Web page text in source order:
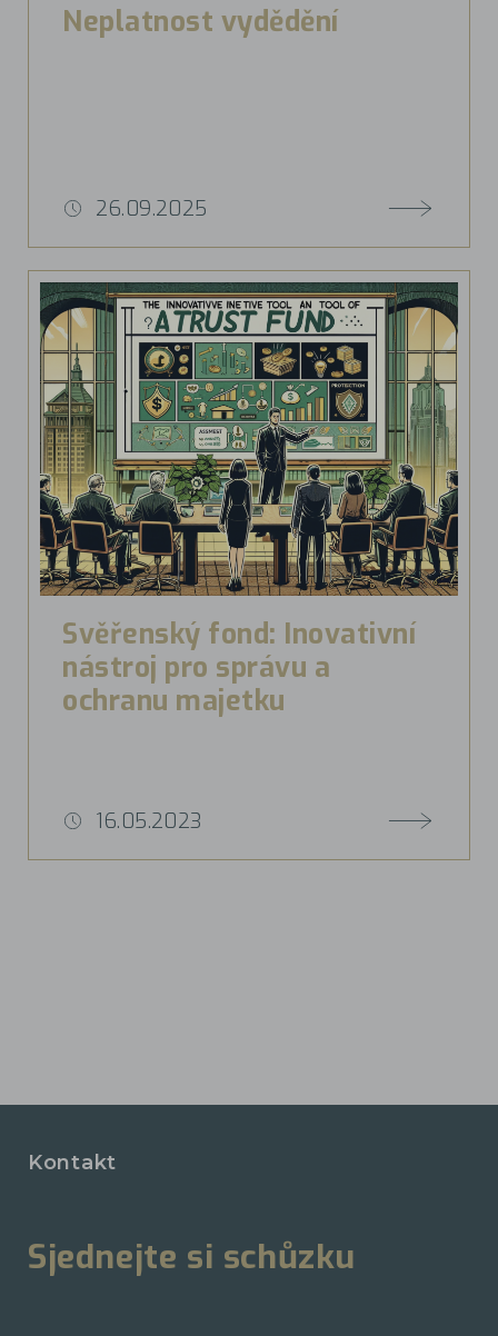
Neplatnost vydědění
26.09.2025
Svěřenský fond: Inovativní
nástroj pro správu a
ochranu majetku
16.05.2023
Kontakt
Sjednejte si schůzku